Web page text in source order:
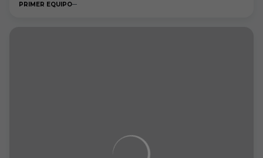
PRIMER EQUIPO